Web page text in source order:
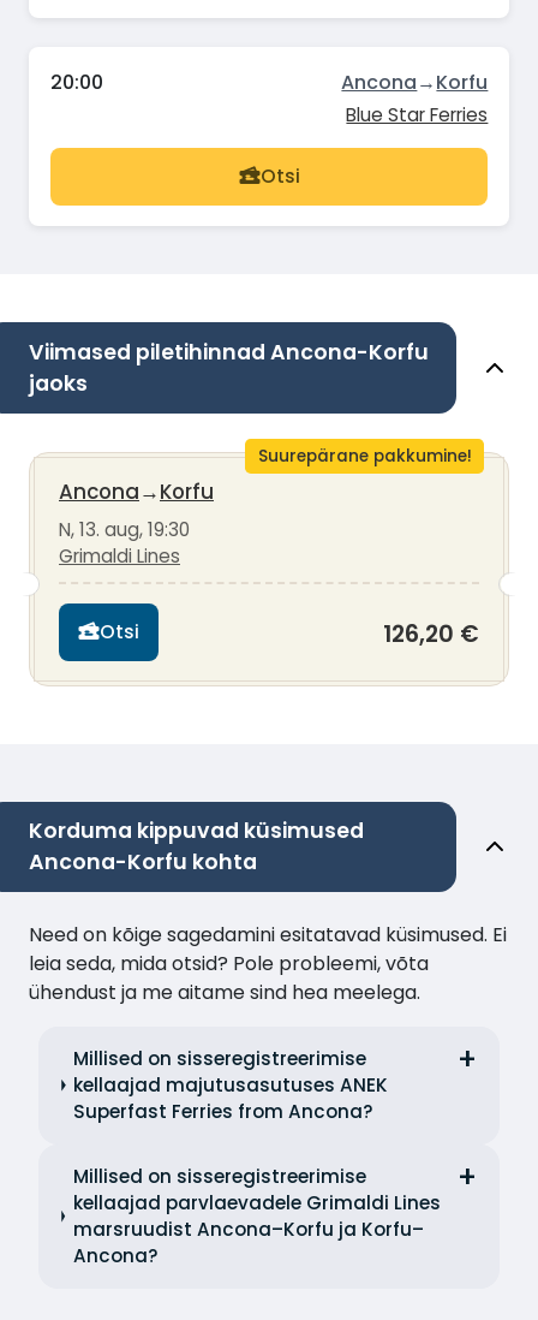
20:00 Ancona→Korfu
Blue Star Ferries
Otsi
Viimased piletihinnad Ancona-Korfu
jaoks
Suurepärane pakkumine!
Ancona→Korfu
N, 13. aug, 19:30
Grimaldi Lines
Otsi 126,20 €
Korduma kippuvad küsimused
Ancona-Korfu kohta
Need on kõige sagedamini esitatavad küsimused. Ei
leia seda, mida otsid? Pole probleemi, võta
ühendust ja me aitame sind hea meelega.
Millised on sisseregistreerimise
kellaajad majutusasutuses ANEK
Superfast Ferries from Ancona?
Millised on sisseregistreerimise
kellaajad parvlaevadele Grimaldi Lines
marsruudist Ancona–Korfu ja Korfu–
Ancona?